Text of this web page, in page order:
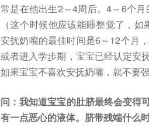
常是在他出生2～4周后。4～6个
（这个时候他应该能睡整觉了，
安抚奶嘴的最佳时间是6～12个月
或者进入学步期，宝宝已经认定安
如果宝宝不喜欢安抚奶嘴，就不要强
问：我知道宝宝的肚脐最终会变得
有一点恶心的液体。脐带残端什么